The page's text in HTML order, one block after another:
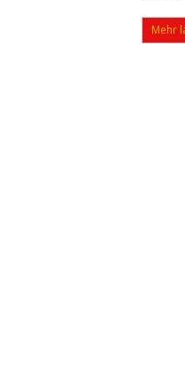
Mehr